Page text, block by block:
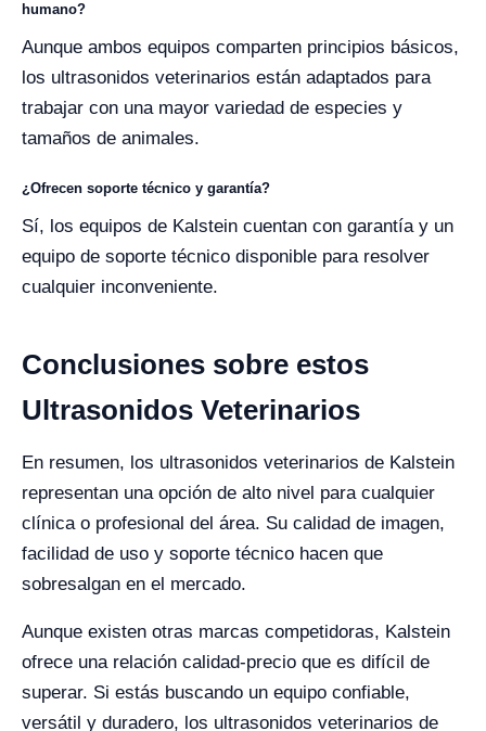
humano?
Aunque ambos equipos comparten principios básicos,
los ultrasonidos veterinarios están adaptados para
trabajar con una mayor variedad de especies y
tamaños de animales.
¿Ofrecen soporte técnico y garantía?
Sí, los equipos de Kalstein cuentan con garantía y un
equipo de soporte técnico disponible para resolver
cualquier inconveniente.
Conclusiones sobre estos
Ultrasonidos Veterinarios
En resumen, los ultrasonidos veterinarios de Kalstein
representan una opción de alto nivel para cualquier
clínica o profesional del área. Su calidad de imagen,
facilidad de uso y soporte técnico hacen que
sobresalgan en el mercado.
Aunque existen otras marcas competidoras, Kalstein
ofrece una relación calidad-precio que es difícil de
superar. Si estás buscando un equipo confiable,
versátil y duradero, los ultrasonidos veterinarios de